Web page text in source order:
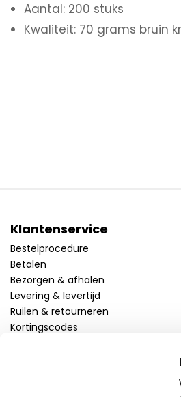
Aantal: 200 stuks
Kwaliteit: 70 grams bruin
Klantenservice
Bestelprocedure
Betalen
Bezorgen & afhalen
Levering & levertijd
Ruilen & retourneren
Kortingscodes